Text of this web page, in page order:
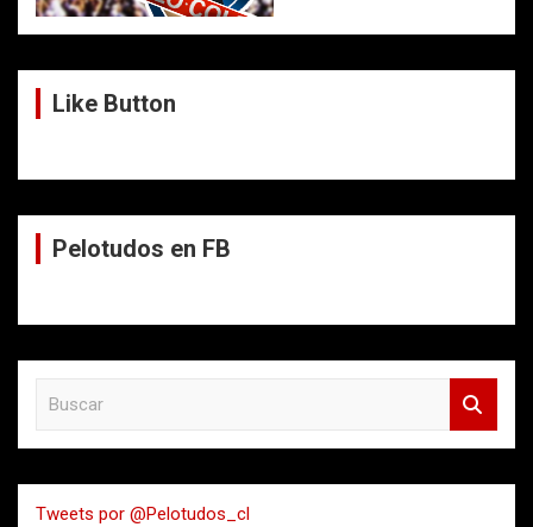
Like Button
Pelotudos en FB
a
r
Tweets por @Pelotudos_cl